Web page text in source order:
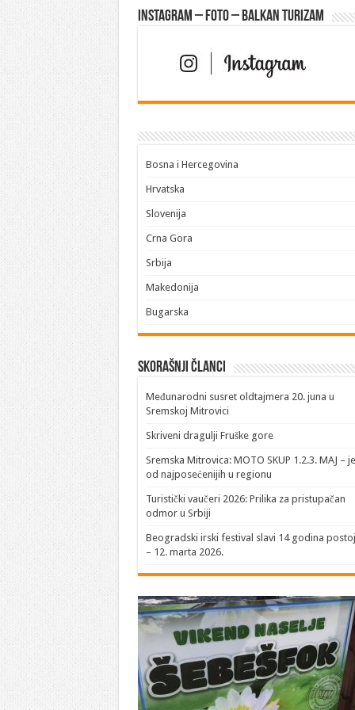
Instagram – FOTO – Balkan turizam
Bosna i Hercegovina
Hrvatska
Slovenija
Crna Gora
Srbija
Makedonija
Bugarska
Skorašnji članci
​Međunarodni susret oldtajmera 20. juna u
Sremskoj Mitrovici
Skriveni dragulji Fruške gore
Sremska Mitrovica: MOTO SKUP 1.2.3. MAJ –
od najposećenijih u regionu
Turistički vaučeri 2026: Prilika za pristupačan
odmor u Srbiji
Beogradski irski festival slavi 14 godina
– 12. marta 2026.